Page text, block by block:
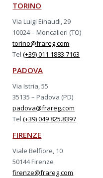
TORINO
Via Luigi Einaudi, 29
10024 – Moncalieri (TO)
torino@frareg.com
Tel(+39) 011 1883.7163
PADOVA
Via Istria, 55
35135 – Padova (PD)
padova@frareg.com
Tel(+39) 049 825.8397
FIRENZE
Viale Belfiore, 10
50144 Firenze
firenze@frareg.com